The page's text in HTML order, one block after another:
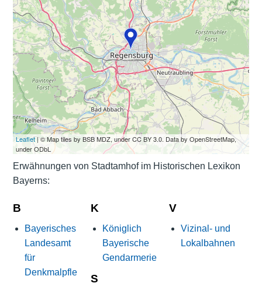
Leaflet| © Map tiles by BSB MDZ, under CC BY 3.0. Data by OpenStreetMap,
under ODbL
Erwähnungen von Stadtamhof im Historischen Lexikon
Bayerns:
B
Bayerisches
Landesamt
für
Denkmalpfle
K
Königlich
Bayerische
Gendarmerie
S
V
Vizinal- und
Lokalbahnen